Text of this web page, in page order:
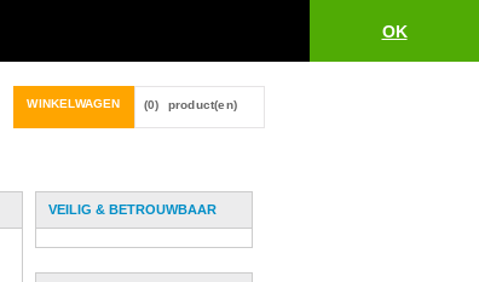
OK
WINKELWAGEN (0) product(en)
VEILIG & BETROUWBAAR